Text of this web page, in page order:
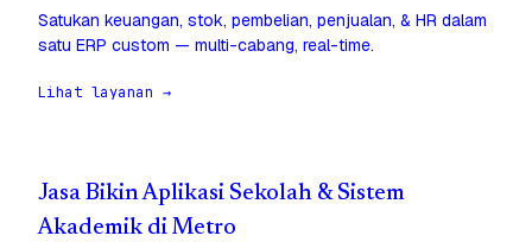
Satukan keuangan, stok, pembelian, penjualan, & HR dalam
satu ERP custom — multi-cabang, real-time.
Lihat layanan →
Jasa Bikin Aplikasi Sekolah & Sistem
Akademik di Metro